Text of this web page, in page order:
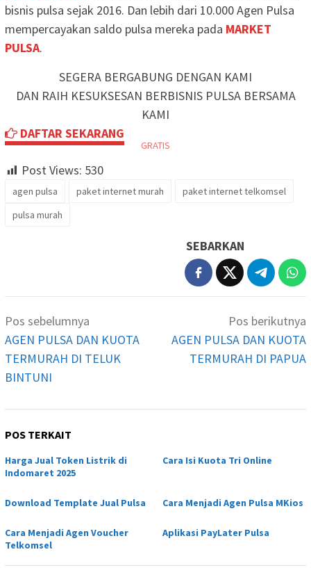
bisnis pulsa sejak 2016. Dan lebih dari 10.000 Agen Pulsa
mempercayakan saldo pulsa mereka pada MARKET
PULSA.
SEGERA BERGABUNG DENGAN KAMI
DAN RAIH KESUKSESAN BERBISNIS PULSA BERSAMA
KAMI
DAFTAR SEKARANG
GRATIS
Post Views: 530
agen pulsa paket internet murah
paket internet telkomsel
pulsa murah
SEBARKAN
Navigasi
pos
Pos sebelumnya
AGEN PULSA DAN KUOTA
TERMURAH DI TELUK
BINTUNI
Pos berikutnya
AGEN PULSA DAN KUOTA
TERMURAH DI PAPUA
POS TERKAIT
Harga Jual Token Listrik di
Indomaret 2025
Cara Isi Kuota Tri Online
Download Template Jual Pulsa Cara Menjadi Agen Pulsa MKios
Cara Menjadi Agen Voucher
Telkomsel
Aplikasi PayLater Pulsa